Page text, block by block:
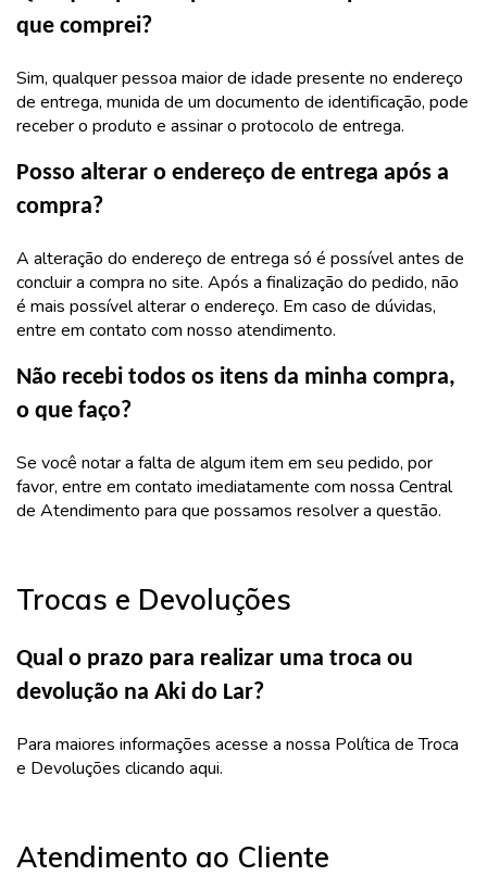
que comprei?
Sim, qualquer pessoa maior de idade presente no endereço
de entrega, munida de um documento de identificação, pode
receber o produto e assinar o protocolo de entrega.
Posso alterar o endereço de entrega após a
compra?
A alteração do endereço de entrega só é possível antes de
concluir a compra no site. Após a finalização do pedido, não
é mais possível alterar o endereço. Em caso de dúvidas,
entre em contato com nosso atendimento.
Não recebi todos os itens da minha compra,
o que faço?
Se você notar a falta de algum item em seu pedido, por
favor, entre em contato imediatamente com nossa Central
de Atendimento para que possamos resolver a questão.
Trocas e Devoluções
Qual o prazo para realizar uma troca ou
devolução na Aki do Lar?
Para maiores informações acesse a nossa Política de Troca
e Devoluções clicando aqui.
Atendimento ao Cliente